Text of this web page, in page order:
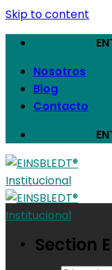
Skip to content
Nosotros
Blog
Contacto
Section